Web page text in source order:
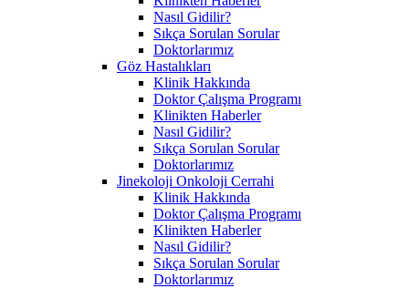
Nasıl Gidilir?
Sıkça Sorulan Sorular
Doktorlarımız
Göz Hastalıkları
Klinik Hakkında
Doktor Çalışma Programı
Klinikten Haberler
Nasıl Gidilir?
Sıkça Sorulan Sorular
Doktorlarımız
Jinekoloji Onkoloji Cerrahi
Klinik Hakkında
Doktor Çalışma Programı
Klinikten Haberler
Nasıl Gidilir?
Sıkça Sorulan Sorular
Doktorlarımız